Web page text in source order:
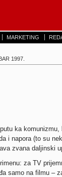
MARKETING
1997.
ka
i napora (to su
zvana daljinski
za TV
samo na filmu –